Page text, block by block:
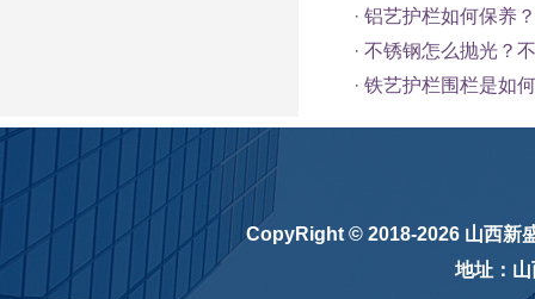
· 铝艺护栏如何保养
· 不锈钢怎么抛光？
· 铁艺护栏围栏是如
CopyRight © 2018-2026 山西新
地址：